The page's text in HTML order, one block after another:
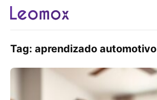
Tag: aprendizado automotivo